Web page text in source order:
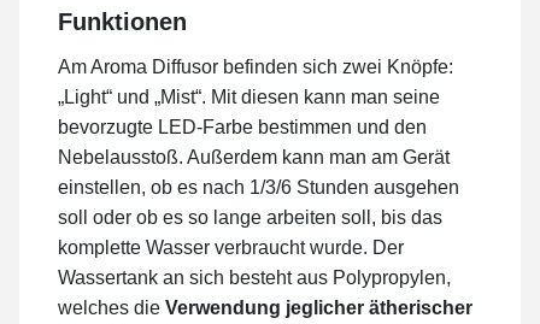
Funktionen
Am Aroma Diffusor befinden sich zwei Knöpfe:
„Light“ und „Mist“. Mit diesen kann man seine
bevorzugte LED-Farbe bestimmen und den
Nebelausstoß. Außerdem kann man am Gerät
einstellen, ob es nach 1/3/6 Stunden ausgehen
soll oder ob es so lange arbeiten soll, bis das
komplette Wasser verbraucht wurde. Der
Wassertank an sich besteht aus Polypropylen,
welches die Verwendung jeglicher ätherischer